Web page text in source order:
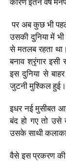
पर अब कुछ भी
उसकी दुनिया में
से मतलब रहता
बनाव श्रृंगार इसी
इस दुनिया से
जुटनी मुश्किल हुई।
इधर नई मुसीबत
बंद हो गए तो
उसके साथी
वैसे इस प्रकरण की